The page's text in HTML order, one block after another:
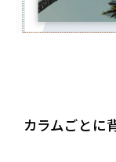
カラムごとに